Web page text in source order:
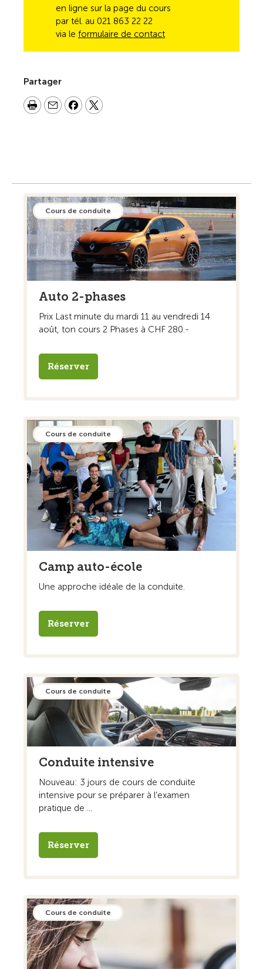
en ligne sur la page du cours
par tél. au 021 863 22 22
via le formulaire de contact
Partager
Cours de conduite
Auto 2-phases
Prix Last minute du mardi 11 au vendredi 14
août, ton cours 2 Phases à CHF 280.-
Réserver
Cours de conduite
Camp auto-école
Une approche idéale de la conduite.
Réserver
Cours de conduite
Conduite intensive
Nouveau: 3 jours de cours de conduite
intensive pour se préparer à l'examen
pratique de ...
Réserver
Cours de conduite